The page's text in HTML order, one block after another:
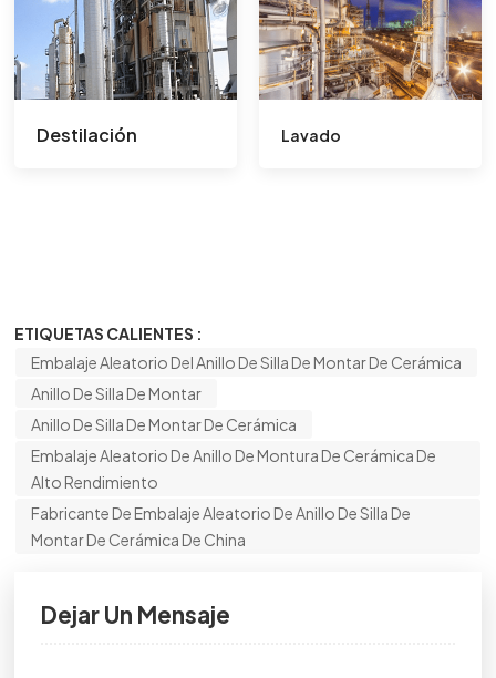
Destilación Lavado
ETIQUETAS CALIENTES :
Embalaje Aleatorio Del Anillo De Silla De Montar De Cerámica
Anillo De Silla De Montar
Anillo De Silla De Montar De Cerámica
Embalaje Aleatorio De Anillo De Montura De Cerámica De
Alto Rendimiento
Fabricante De Embalaje Aleatorio De Anillo De Silla De
Montar De Cerámica De China
Dejar Un Mensaje